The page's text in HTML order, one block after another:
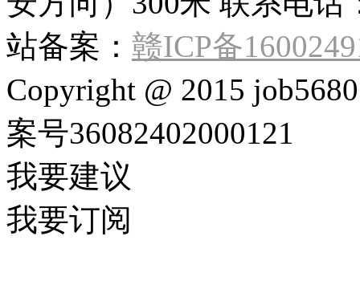
站备案： 赣ICP备
Copyright @ 2015
案号36082402000121
我要建议
我要订阅